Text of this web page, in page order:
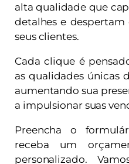
alta qualidade que
detalhes e despertam
seus clientes.
Cada clique é
as qualidades únicas
aumentando sua
a impulsionar suas
Preencha o
receba um
personalizado.